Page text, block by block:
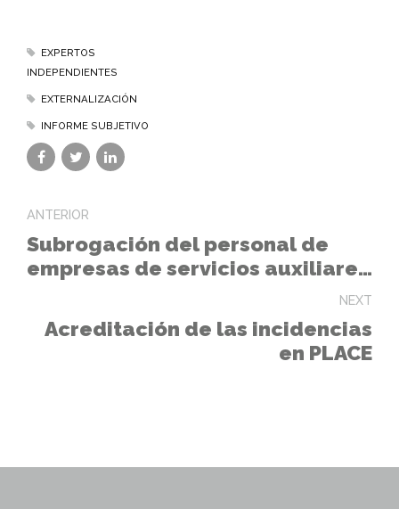
EXPERTOS
INDEPENDIENTES
EXTERNALIZACIÓN
INFORME SUBJETIVO
ANTERIOR
Subrogación del personal de
empresas de servicios auxiliares
control de accesos
NEXT
Acreditación de las incidencias
en PLACE